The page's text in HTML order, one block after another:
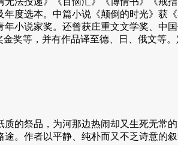
度选本。中篇小说《颠倒的时光》获
小说家奖。还曾获庄重文文学奖、中
奖等，并有作品译至德、日、俄文等。
祭品，为河那边热闹却又生死无常
。作者以平静、纯朴而又不乏诗意的